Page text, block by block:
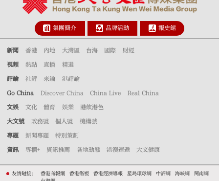
集團簡介 品牌活動 報史館
新聞 香港 內地 大灣區 台海 國際 財經
視頻 熱點 直播 精選
評論 社評 來論 港評論
Go China Discover China China Live Real China
文娛 文化 體育 娛樂 港飲港色
大文號 政務號 個人號 機構號
專題 新聞專題 特別策劃
資訊 專欄+ 資訊推薦 各地動態 港澳速遞 大文健康
友情鏈接： 香港商報網 香港衛視 香港經濟導報 星島環球網 中評網 海峽網
閩南網